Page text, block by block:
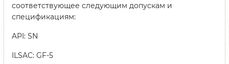
соответствующее следующим допускам и
спецификациям:
API: SN
ILSAC: GF-5